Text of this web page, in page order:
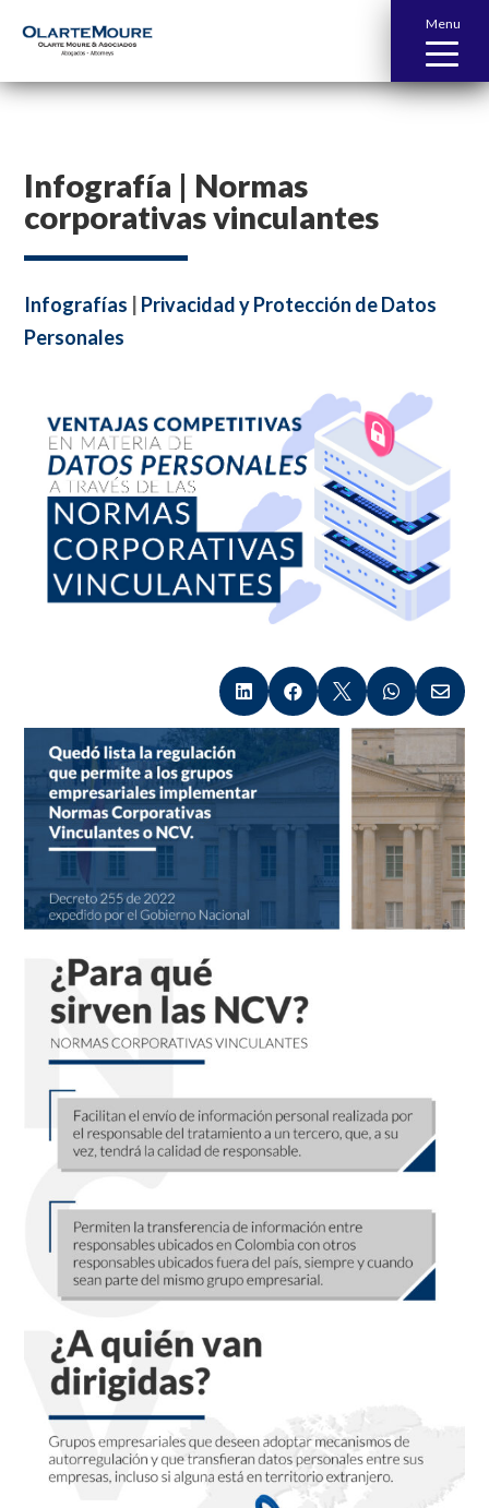
Menu
Infografía | Normas
corporativas vinculantes
Infografías
Privacidad y Protección de Datos
Personales
    